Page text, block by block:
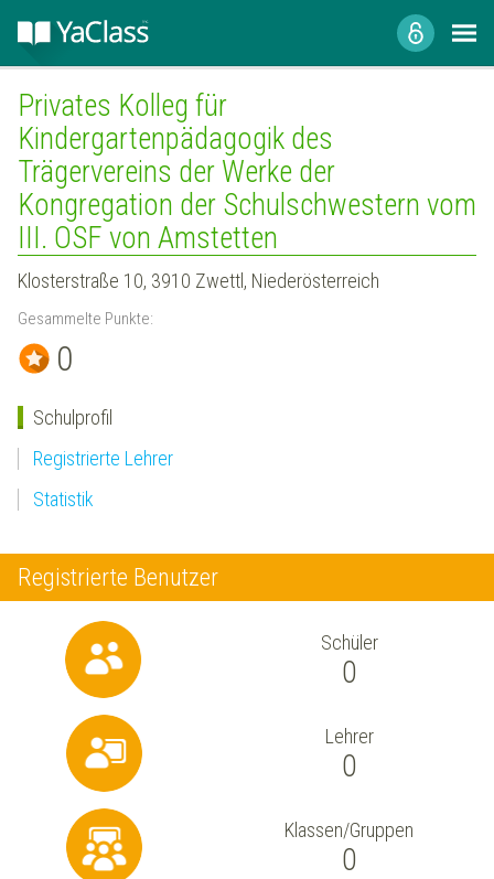
Privates Kolleg für
Kindergartenpädagogik des
Trägervereins der Werke der
Kongregation der Schulschwestern vom
III. OSF von Amstetten
Klosterstraße 10, 3910 Zwettl, Niederösterreich
Gesammelte Punkte:
0
Schulprofil
Registrierte Lehrer
Statistik
Registrierte Benutzer
Schüler
0
Lehrer
0
Klassen/Gruppen
0